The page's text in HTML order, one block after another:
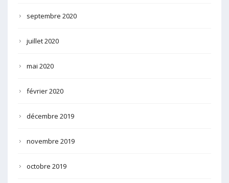
septembre 2020
juillet 2020
mai 2020
février 2020
décembre 2019
novembre 2019
octobre 2019